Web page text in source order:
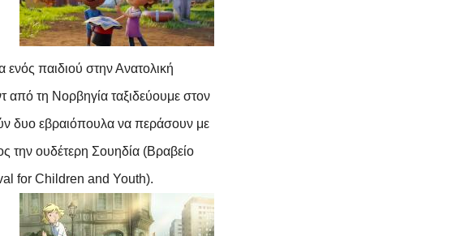
παιδιού στην Ανατολική
από τη Νορβηγία ταξιδεύουμε στον
δυο εβραιόπουλα να περάσουν με
την ουδέτερη Σουηδία (Βραβείο
for Children and Youth).